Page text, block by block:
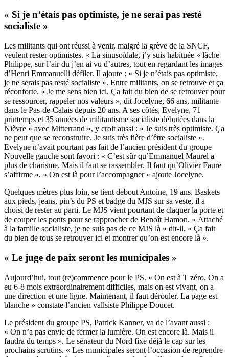
« Si je n’étais pas optimiste, je ne serai pas resté
socialiste »
Les militants qui ont réussi à venir, malgré la grève de la SNCF,
veulent rester optimistes. « La sinusoïdale, j’y suis habituée » lâche
Philippe, sur l’air du j’en ai vu d’autres, tout en regardant les images
d’Henri Emmanuelli défiler. Il ajoute : « Si je n’étais pas optimiste,
je ne serais pas resté socialiste ». Entre militants, on se retrouve et ça
réconforte. « Je me sens bien ici. Ça fait du bien de se retrouver pour
se ressourcer, rappeler nos valeurs », dit Jocelyne, 66 ans, militante
dans le Pas-de-Calais depuis 20 ans. A ses côtés, Evelyne, 71
printemps et 35 années de militantisme socialiste débutées dans la
Nièvre « avec Mitterrand », y croit aussi : « Je suis très optimiste. Ça
ne peut que se reconstruire. Je suis très fière d’être socialiste ».
Evelyne n’avait pourtant pas fait de l’ancien président du groupe
Nouvelle gauche sont favori : « C’est sûr qu’Emmanuel Maurel a
plus de charisme. Mais il faut se rassembler. Il faut qu’Olivier Faure
s’affirme ». « On est là pour l’accompagner » ajoute Jocelyne.
Quelques mètres plus loin, se tient debout Antoine, 19 ans. Baskets
aux pieds, jeans, pin’s du PS et badge du MJS sur sa veste, il a
choisi de rester au parti. Le MJS vient pourtant de claquer la porte et
de couper les ponts pour se rapprocher de Benoît Hamon. « Attaché
à la famille socialiste, je ne suis pas de ce MJS là » dit-il. « Ça fait
du bien de tous se retrouver ici et montrer qu’on est encore là ».
« Le juge de paix seront les municipales »
Aujourd’hui, tout (re)commence pour le PS. « On est à T zéro. On a
eu 6-8 mois extraordinairement difficiles, mais on est vivant, on a
une direction et une ligne. Maintenant, il faut dérouler. La page est
blanche » constate l’ancien vallsiste Philippe Doucet.
Le président du groupe PS, Patrick Kanner, va de l’avant aussi :
« On n’a pas envie de fermer la lumière. On est encore là. Mais il
faudra du temps ». Le sénateur du Nord fixe déjà le cap sur les
prochains scrutins. « Les municipales seront l’occasion de reprendre